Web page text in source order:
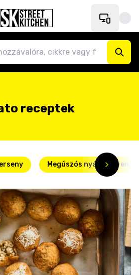
receptek
Megúszós nyári